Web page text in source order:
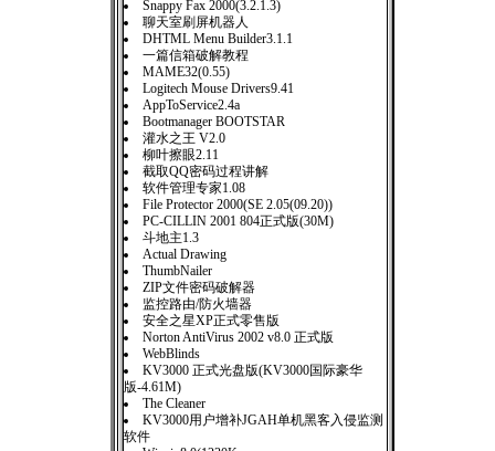
Snappy Fax 2000(3.2.1.3)
聊天室刷屏机器人
DHTML Menu Builder3.1.1
一篇信箱破解教程
MAME32(0.55)
Logitech Mouse Drivers9.41
AppToService2.4a
Bootmanager BOOTSTAR
灌水之王 V2.0
柳叶擦眼2.11
截取QQ密码过程讲解
软件管理专家1.08
File Protector 2000(SE 2.05(09.20))
PC-CILLIN 2001 804正式版(30M)
斗地主1.3
Actual Drawing
ThumbNailer
ZIP文件密码破解器
监控路由/防火墙器
安全之星XP正式零售版
Norton AntiVirus 2002 v8.0 正式版
WebBlinds
KV3000 正式光盘版(KV3000国际豪华
版-4.61M)
The Cleaner
KV3000用户增补JGAH单机黑客入侵监测
软件